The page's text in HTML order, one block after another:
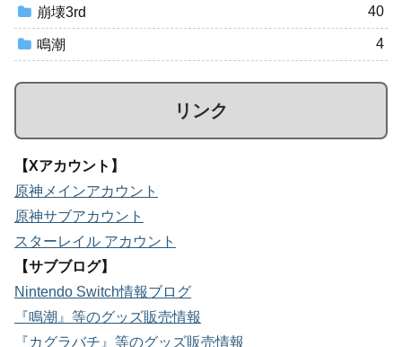
崩壊3rd 40
鳴潮 4
リンク
【Xアカウント】
原神メインアカウント
原神サブアカウント
スターレイル アカウント
【サブブログ】
Nintendo Switch情報ブログ
『鳴潮』等のグッズ販売情報
『カグラバチ』等のグッズ販売情報